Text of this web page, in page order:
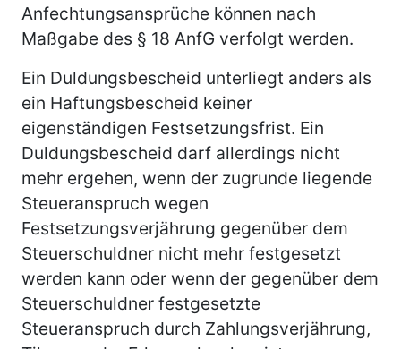
Anfechtungsansprüche können nach
Maßgabe des § 18 AnfG verfolgt werden.
Ein Duldungsbescheid unterliegt anders als
ein Haftungsbescheid keiner
eigenständigen Festsetzungsfrist. Ein
Duldungsbescheid darf allerdings nicht
mehr ergehen, wenn der zugrunde liegende
Steueranspruch wegen
Festsetzungsverjährung gegenüber dem
Steuerschuldner nicht mehr festgesetzt
werden kann oder wenn der gegenüber dem
Steuerschuldner festgesetzte
Steueranspruch durch Zahlungsverjährung,